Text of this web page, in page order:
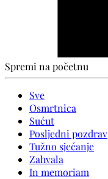
Spremi na početnu
Sve
Osmrtnica
Sućut
Posljedni pozdrav
Tužno sjećanje
Zahvala
In memoriam